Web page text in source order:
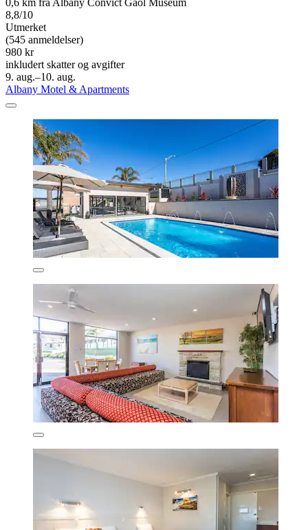
0,6 km fra Albany Convict Gaol Museum
8,8/10
Utmerket
(545 anmeldelser)
980 kr
inkludert skatter og avgifter
9. aug.–10. aug.
Albany Motel & Apartments